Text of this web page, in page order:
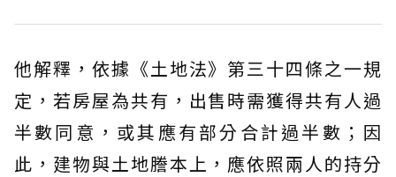
他解釋，依據《土地法》第三十四條之一規
定，若房屋為共有，出售時需獲得共有人過
半數同意，或其應有部分合計過半數；因
此，建物與土地謄本上，應依照兩人的持分